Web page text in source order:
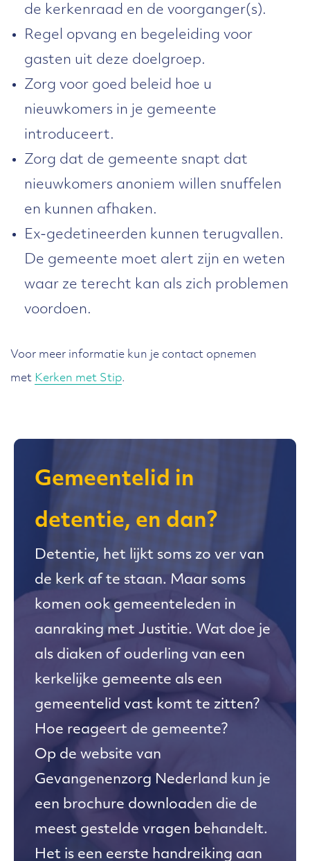
de kerkenraad en de voorganger(s).
Regel opvang en begeleiding voor
gasten uit deze doelgroep.
Zorg voor goed beleid hoe u
nieuwkomers in je gemeente
introduceert.
Zorg dat de gemeente snapt dat
nieuwkomers anoniem willen snuffelen
en kunnen afhaken.
Ex-gedetineerden kunnen terugvallen.
De gemeente moet alert zijn en weten
waar ze terecht kan als zich problemen
voordoen.
Voor meer informatie kun je contact opnemen
met Kerken met Stip.
Gemeentelid in
detentie, en dan?
Detentie, het lijkt soms zo ver van
de kerk af te staan. Maar soms
komen ook gemeenteleden in
aanraking met Justitie. Wat doe je
als diaken of ouderling van een
kerkelijke gemeente als een
gemeentelid vast komt te zitten?
Hoe reageert de gemeente?
Op de website van
Gevangenenzorg Nederland kun je
een brochure downloaden die de
meest gestelde vragen behandelt.
Het is een eerste handreiking aan